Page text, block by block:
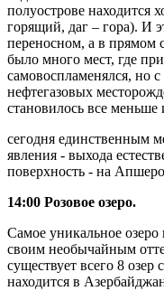
полуострове находится
горящий, даг – гора). И
переносном, а в прямом
было много мест, где
самовоспламенялся, но
нефтегазовых
становилось все
сегодня единственным
явления - выхода
поверхность - на
14:00 Розовое озеро.
Самое уникальное
своим необычайным
существует всего 8
находится в